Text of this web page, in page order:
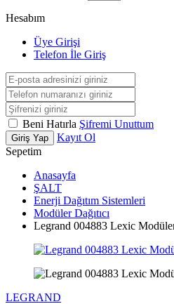
Hesabım
Üye Girişi
Telefon İle Giriş
Beni Hatırla Şifremi Unuttum
Giriş Yap
Kayıt Ol
Sepetim
Anasayfa
ŞALT
Enerji Dağıtım Sistemleri
Modüler Dağıtıcı
Legrand 004883 Lexic Modüler
LEGRAND